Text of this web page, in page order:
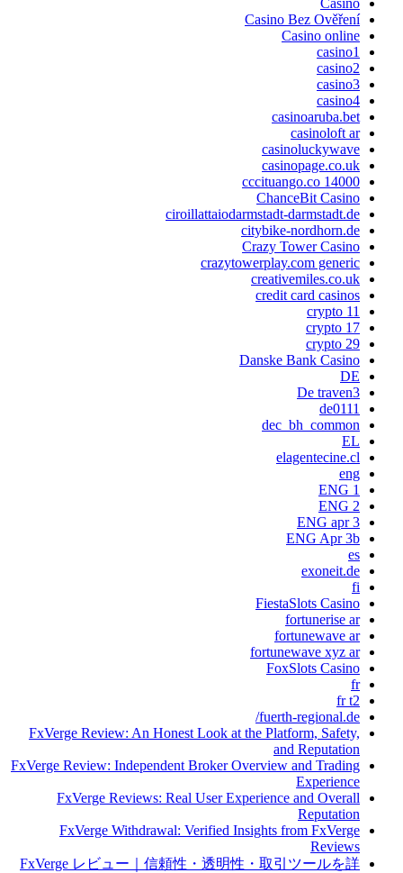
Casino
Casino Bez Ověření
Casino online
casino1
casino2
casino3
casino4
casinoaruba.bet
casinoloft ar
casinoluckywave
casinopage.co.uk
cccituango.co 14000
ChanceBit Casino
ciroillattaiodarmstadt-darmstadt.de
citybike-nordhorn.de
Crazy Tower Сasino
crazytowerplay.com generic
creativemiles.co.uk
credit card casinos
crypto 11
crypto 17
crypto 29
Danske Bank Casino
DE
De traven3
de0111
dec_bh_common
EL
elagentecine.cl
eng
ENG 1
ENG 2
ENG apr 3
ENG Apr 3b
es
exoneit.de
fi
FiestaSlots Casino
fortunerise ar
fortunewave ar
fortunewave xyz ar
FoxSlots Casino
fr
fr t2
fuerth-regional.de/
FxVerge Review: An Honest Look at the Platform, Safety,
and Reputation
FxVerge Review: Independent Broker Overview and Trading
Experience
FxVerge Reviews: Real User Experience and Overall
Reputation
FxVerge Withdrawal: Verified Insights from FxVerge
Reviews
FxVerge レビュー｜信頼性・透明性・取引ツールを詳